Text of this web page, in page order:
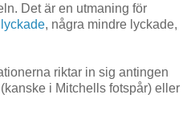
Det är en utmaning för
lyckade, några mindre lyckade,
riktar in sig antingen
i Mitchells fotspår) eller